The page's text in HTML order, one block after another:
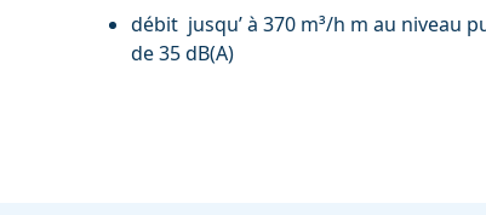
débit jusqu’ à 370 m³/h m au niveau
de 35 dB(A)